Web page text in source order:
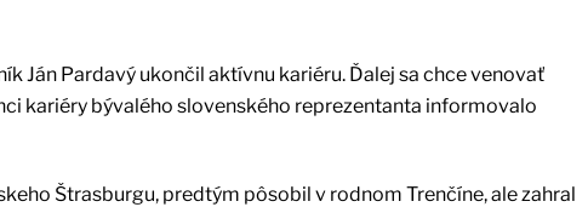
Ján Pardavý ukončil aktívnu kariéru. Ďalej sa chce venovať
kariéry bývalého slovenského reprezentanta informovalo
Štrasburgu, predtým pôsobil v rodnom Trenčíne, ale zahral